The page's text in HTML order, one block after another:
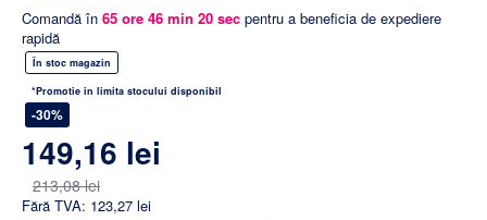
Comandă în 65 ore 46 min 19 sec pentru a beneficia de expediere
rapidă
În stoc magazin
*Promotie in limita stocului disponibil
-30%
149,16 lei
213,08 lei
Fără TVA: 123,27 lei